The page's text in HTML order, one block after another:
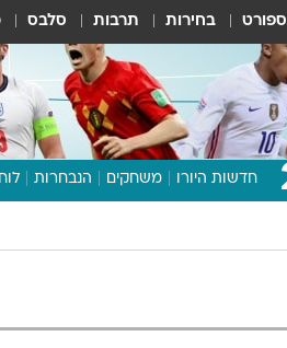
ספורט בחירות תרבות סלבס
חדשות היורו משחקים הנבחרות